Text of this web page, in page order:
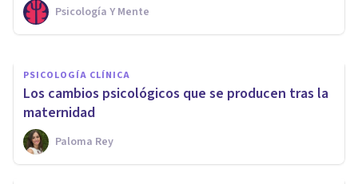
Psicología Y Mente
Ester Fernández
PSICOLOGÍA CLÍNICA
Los cambios psicológicos que se producen tras la
maternidad
Paloma Rey